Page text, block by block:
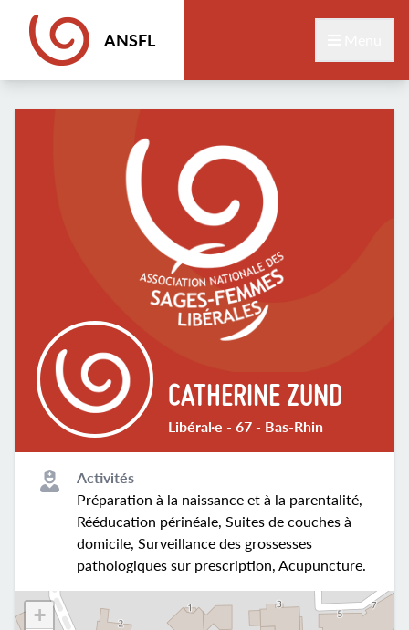
ANSFL
CATHERINE ZUND
Libéral·e - 67 - Bas-Rhin
Activités
Préparation à la naissance et à la parentalité,
Rééducation périnéale, Suites de couches à
domicile, Surveillance des grossesses
pathologiques sur prescription, Acupuncture.
+